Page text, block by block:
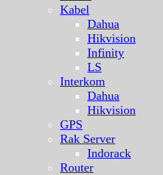
Kabel
Dahua
Hikvision
Infinity
LS
Interkom
Dahua
Hikvision
GPS
Rak Server
Indorack
Router